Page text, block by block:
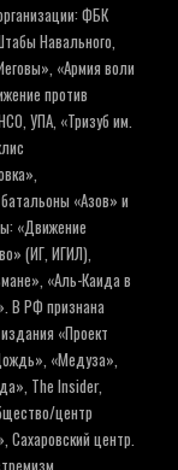
ФБК
Навального,
«Армия воли
против
УПА, «Тризуб им.
«Азов» и
«Движение
(ИГ, ИГИЛ),
«Аль-Каида в
В РФ признана
«Проект
«Медуза»,
The Insider,
центр
центр.